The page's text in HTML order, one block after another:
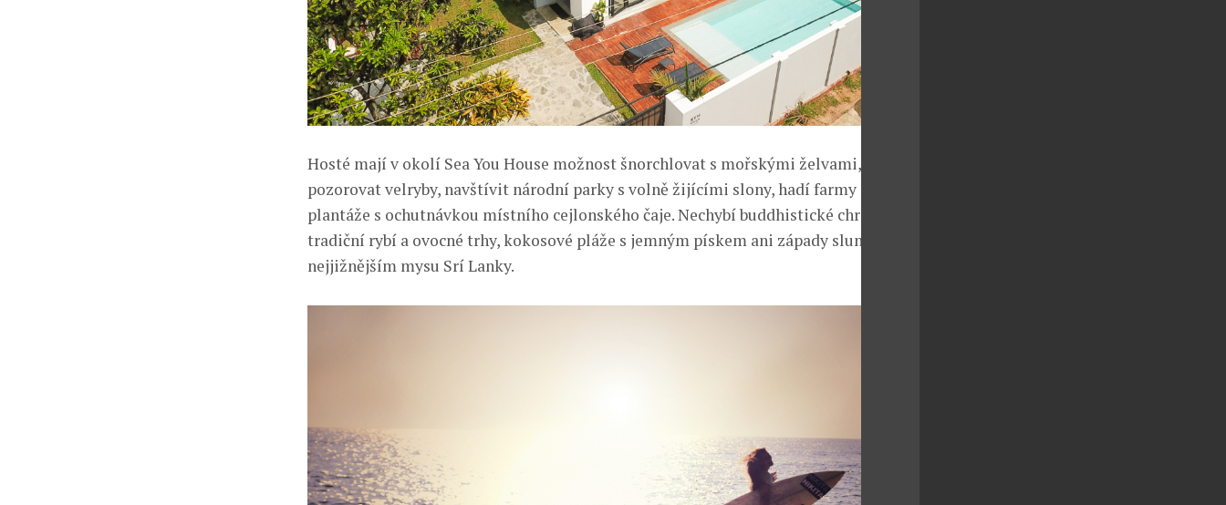
Hosté mají v okolí Sea You House možnost šnorchlovat s mořskými želvami,
pozorovat velryby, navštívit národní parky s volně žijícími slony, hadí farmy i čajové
plantáže s ochutnávkou místního cejlonského čaje. Nechybí buddhistické chrámy,
tradiční rybí a ovocné trhy, kokosové pláže s jemným pískem ani západy slunce na
nejjižnějším mysu Srí Lanky.